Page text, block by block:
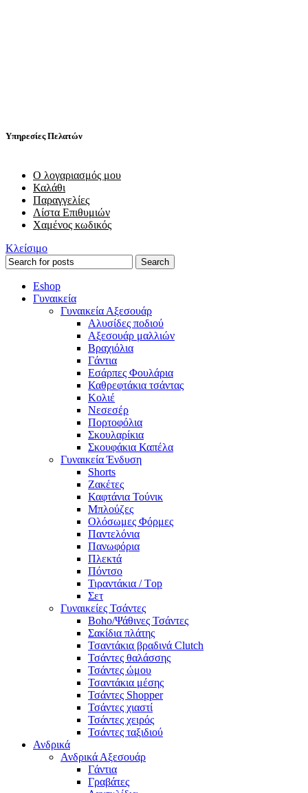
Υπηρεσίες Πελατών
Ο λογαριασμός μου
Καλάθι
Παραγγελίες
Λίστα Επιθυμιών
Χαμένος κωδικός
Κλείσιμο
Search
Eshop
Γυναικεία
Γυναικεία Αξεσουάρ
Αλυσίδες ποδιού
Αξεσουάρ μαλλιών
Βραχιόλια
Γάντια
Εσάρπες Φουλάρια
Καθρεφτάκια τσάντας
Κολιέ
Νεσεσέρ
Πορτοφόλια
Σκουλαρίκια
Σκουφάκια Καπέλα
Γυναικεία Ένδυση
Shorts
Ζακέτες
Καφτάνια Τούνικ
Μπλούζες
Ολόσωμες Φόρμες
Παντελόνια
Πανωφόρια
Πλεκτά
Πόντσο
Τιραντάκια / Τop
Σετ
Γυναικείες Τσάντες
Boho/Ψάθινες Τσάντες
Σακίδια πλάτης
Τσαντάκια βραδινά Clutch
Τσάντες θαλάσσης
Τσάντες ώμου
Τσαντάκια μέσης
Τσάντες Shopper
Τσάντες χιαστί
Τσάντες χειρός
Τσάντες ταξιδιού
Ανδρικά
Ανδρικά Αξεσουάρ
Γάντια
Γραβάτες